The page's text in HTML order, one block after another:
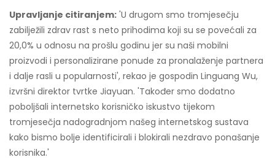
Upravljanje citiranjem: 'U drugom smo tromjesečju
zabilježili zdrav rast s neto prihodima koji su se povećali za
20,0% u odnosu na prošlu godinu jer su naši mobilni
proizvodi i personalizirane ponude za pronalaženje partnera
i dalje rasli u popularnosti', rekao je gospodin Linguang Wu,
izvršni direktor tvrtke Jiayuan. 'Također smo dodatno
poboljšali internetsko korisničko iskustvo tijekom
tromjesečja nadogradnjom našeg internetskog sustava
kako bismo bolje identificirali i blokirali nezdravo ponašanje
korisnika.'